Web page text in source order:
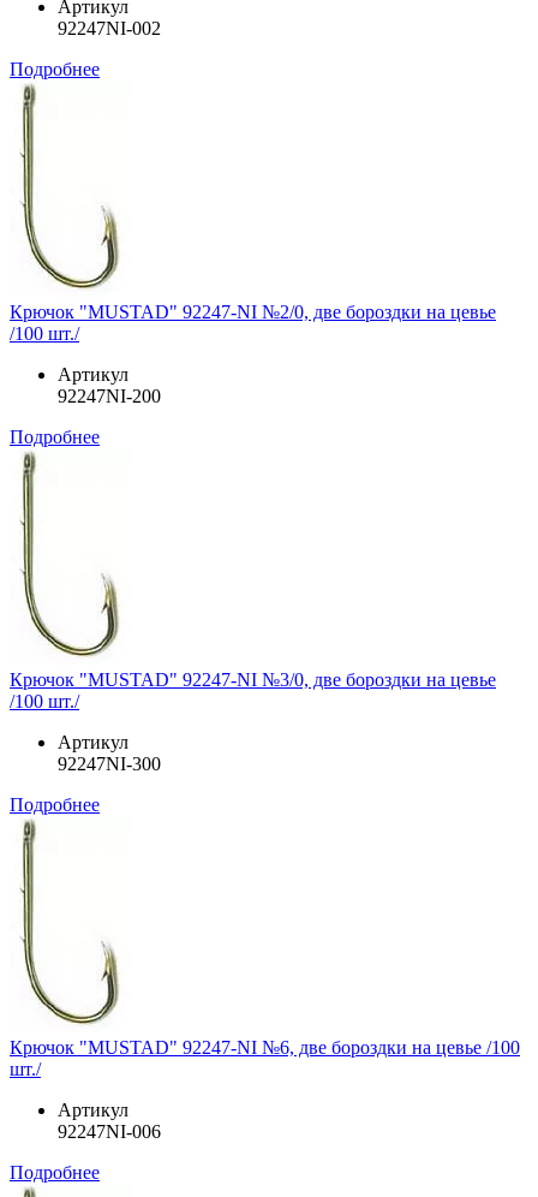
Артикул
92247NI-002
Подробнее
Крючок "MUSTAD" 92247-NI №2/0, две бороздки на цевье
/100 шт./
Артикул
92247NI-200
Подробнее
Крючок "MUSTAD" 92247-NI №3/0, две бороздки на цевье
/100 шт./
Артикул
92247NI-300
Подробнее
Крючок "MUSTAD" 92247-NI №6, две бороздки на цевье /100
шт./
Артикул
92247NI-006
Подробнее